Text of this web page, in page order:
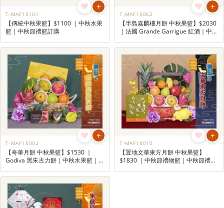
+
T-MAF15101
【傳統中秋果籃】$1100 ｜中秋水果
籃｜中秋節禮籃訂購
+
T-MAF15062
【半島嘉麟樓月餅 中秋果籃】$2030
｜法國 Grande Garrigue 紅酒｜中秋
+
T-MAF15002
【奇華月餅 中秋果籃】$1530 ｜
Godiva 黑朱古力餅｜中秋水果籃｜中
+
T-MAF18010
【置地文華東方月餅 中秋果籃】
$1830 ｜中秋節禮物籃｜中秋節禮籃